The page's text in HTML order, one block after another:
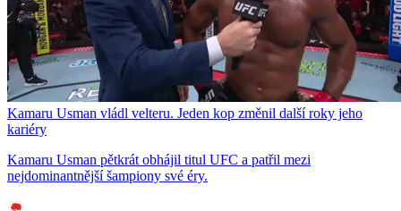
Kamaru Usman vládl velteru. Jeden kop změnil další roky jeho
kariéry
Kamaru Usman pětkrát obhájil titul UFC a patřil mezi
nejdominantnější šampiony své éry.